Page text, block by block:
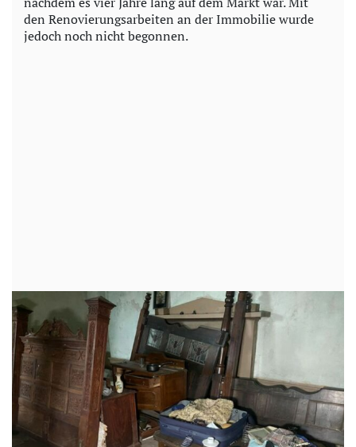
den Renovierungsarbeiten an der Immobilie wurde
jedoch noch nicht begonnen.